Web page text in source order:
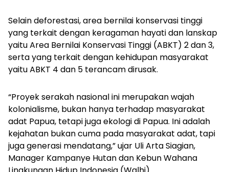
Selain deforestasi, area bernilai konservasi tinggi
yang terkait dengan keragaman hayati dan lanskap
yaitu Area Bernilai Konservasi Tinggi (ABKT) 2 dan 3,
serta yang terkait dengan kehidupan masyarakat
yaitu ABKT 4 dan 5 terancam dirusak.
“Proyek serakah nasional ini merupakan wajah
kolonialisme, bukan hanya terhadap masyarakat
adat Papua, tetapi juga ekologi di Papua. Ini adalah
kejahatan bukan cuma pada masyarakat adat, tapi
juga generasi mendatang,” ujar Uli Arta Siagian,
Manager Kampanye Hutan dan Kebun Wahana